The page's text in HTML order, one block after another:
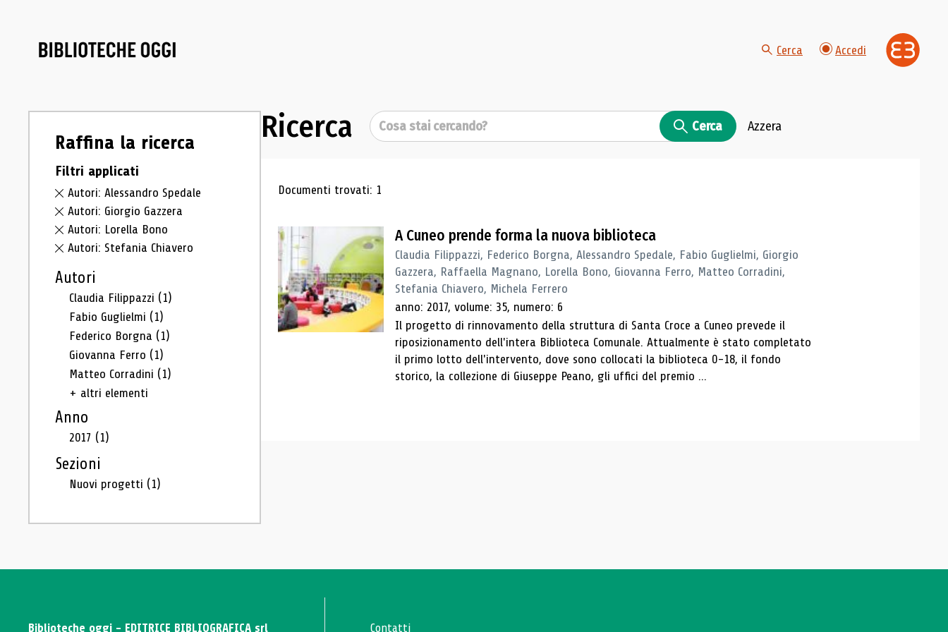
Cerca Accedi
Raffina la ricerca
Filtri applicati
Autori: Alessandro Spedale
Autori: Giorgio Gazzera
Autori: Lorella Bono
Autori: Stefania Chiavero
Autori
Claudia Filippazzi (1)
Fabio Guglielmi (1)
Federico Borgna (1)
Giovanna Ferro (1)
Matteo Corradini (1)
+ altri elementi
Anno
2017 (1)
Sezioni
Nuovi progetti (1)
Ricerca Cerca Cerca Azzera
Risultati di ricerca
Documenti trovati: 1
A Cuneo prende forma la nuova biblioteca
Claudia Filippazzi, Federico Borgna, Alessandro Spedale, Fabio Guglielmi, Giorgio
Gazzera, Raffaella Magnano, Lorella Bono, Giovanna Ferro, Matteo Corradini,
Stefania Chiavero, Michela Ferrero
anno: 2017, volume: 35, numero: 6
Il progetto di rinnovamento della struttura di Santa Croce a Cuneo prevede il
riposizionamento dell'intera Biblioteca Comunale. Attualmente è stato completato
il primo lotto dell'intervento, dove sono collocati la biblioteca 0-18, il fondo
storico, la collezione di Giuseppe Peano, gli uffici del premio ...
Biblioteche oggi - EDITRICE BIBLIOGRAFICA srl Contatti